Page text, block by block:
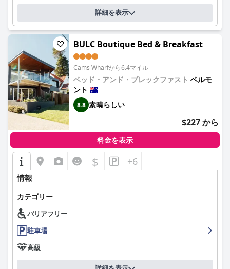
詳細を表示
BULC Boutique Bed & Breakfast
Cams Wharfから6.4マイル
ベッド・アンド・ブレックファスト ベルモ
ント
8.8 素晴らしい
$227 から
料金を表示
$ +6
情報
カテゴリー
バリアフリー
駐車場
高級